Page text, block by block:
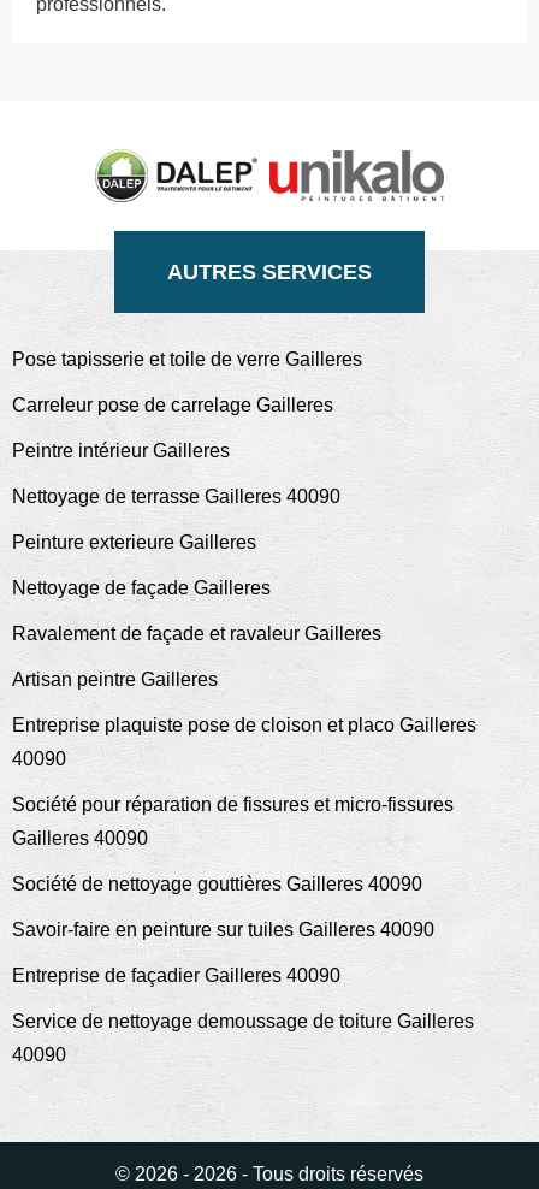
professionnels.
AUTRES SERVICES
Pose tapisserie et toile de verre Gailleres
Carreleur pose de carrelage Gailleres
Peintre intérieur Gailleres
Nettoyage de terrasse Gailleres 40090
Peinture exterieure Gailleres
Nettoyage de façade Gailleres
Ravalement de façade et ravaleur Gailleres
Artisan peintre Gailleres
Entreprise plaquiste pose de cloison et placo Gailleres
40090
Société pour réparation de fissures et micro-fissures
Gailleres 40090
Société de nettoyage gouttières Gailleres 40090
Savoir-faire en peinture sur tuiles Gailleres 40090
Entreprise de façadier Gailleres 40090
Service de nettoyage demoussage de toiture Gailleres
40090
© 2026 - 2026 - Tous droits réservés